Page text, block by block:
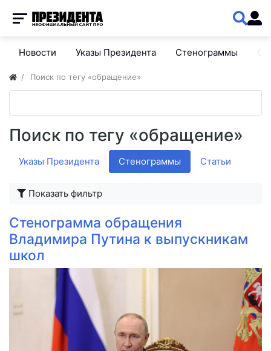
Новости Указы Президента Стенограммы
Поиск по тегу «обращение»
Поиск по тегу «обращение»
Указы Президента Стенограммы Статьи
Показать фильтр
Стенограмма обращения
Владимира Путина к выпускникам
школ